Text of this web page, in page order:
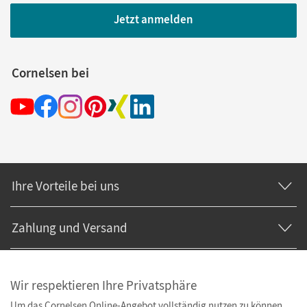
Jetzt anmelden
Cornelsen bei
Ihre Vorteile bei uns
Zahlung und Versand
Wir respektieren Ihre Privatsphäre